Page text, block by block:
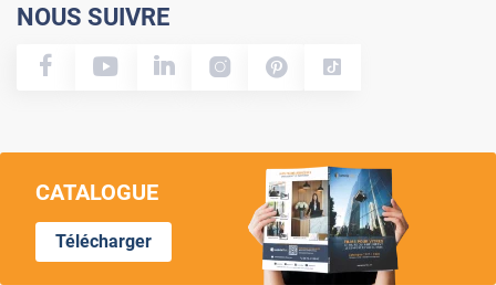
NOUS SUIVRE
CATALOGUE
Télécharger